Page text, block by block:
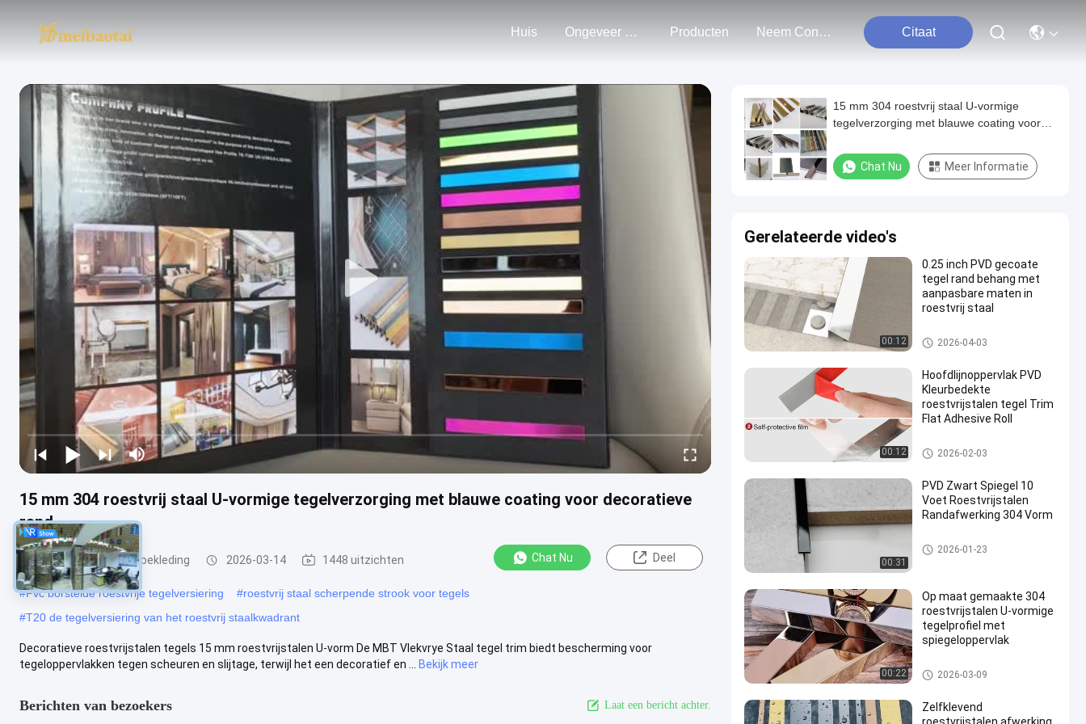
Huis Ongeveer Ons Producten Neem Contact Met Ons Op Citaat
15 mm 304 roestvrij staal U-vormige tegelverzorging met blauwe coating voor decoratieve
rand
roestvrijstalen tegelbekleding 2026-03-14 1448 uitzichten Chat Nu Deel
#Pvc borstelde roestvrije tegelversiering #roestvrij staal scherpende strook voor tegels
#T20 de tegelversiering van het roestvrij staalkwadrant
Decoratieve roestvrijstalen tegels 15 mm roestvrijstalen U-vorm De MBT Vlekvrye Staal tegel trim biedt bescherming voor
tegeloppervlakken tegen scheuren en slijtage, terwijl het een decoratief en ...
Bekijk meer
Berichten van bezoekers Laat een bericht achter.
15 mm 304 roestvrij staal U-vormige
tegelverzorging met blauwe coating voor
Chat Nu Meer Informatie
Gerelateerde video's
00:12
0.25 inch PVD gecoate
tegel rand behang met
aanpasbare maten in
roestvrij staal
roestvrijstalen tegelbekleding
2026-04-03
00:12
Hoofdlijnoppervlak PVD
Kleurbedekte
roestvrijstalen tegel Trim
Flat Adhesive Roll
roestvrijstalen tegelbekleding
2026-02-03
00:31
PVD Zwart Spiegel 10
Voet Roestvrijstalen
Randafwerking 304 Vorm
roestvrijstalen tegelbekleding
2026-01-23
00:22
Op maat gemaakte 304
roestvrijstalen U-vormige
tegelprofiel met
spiegeloppervlak
roestvrijstalen tegelbekleding
2026-03-09
Zelfklevend